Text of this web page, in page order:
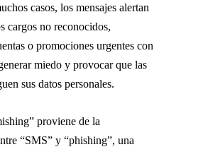
casos, los mensajes alertan
cargos no reconocidos,
o promociones urgentes con
miedo y provocar que las
sus datos personales.
proviene de la
“SMS” y “phishing”, una